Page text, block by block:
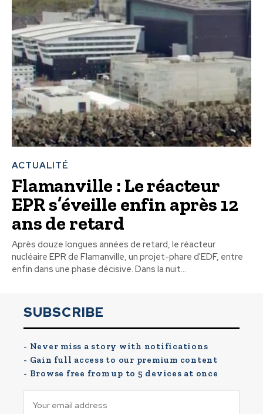
ACTUALITÉ
Flamanville : Le réacteur
EPR s’éveille enfin après 12
ans de retard
Après douze longues années de retard, le réacteur
nucléaire EPR de Flamanville, un projet-phare d'EDF, entre
enfin dans une phase décisive. Dans la nuit...
SUBSCRIBE
- Never miss a story with notifications
- Gain full access to our premium content
- Browse free from up to 5 devices at once